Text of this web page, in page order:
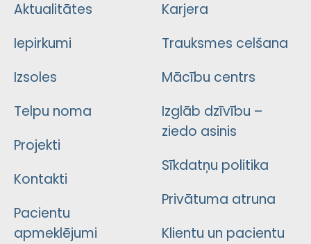
Aktualitātes
Iepirkumi
Izsoles
Telpu noma
Projekti
Kontakti
Pacientu
apmeklējumi
Karjera
Trauksmes celšana
Mācību centrs
Izglāb dzīvību –
ziedo asinis
Sīkdatņu politika
Privātuma atruna
Klientu un pacientu